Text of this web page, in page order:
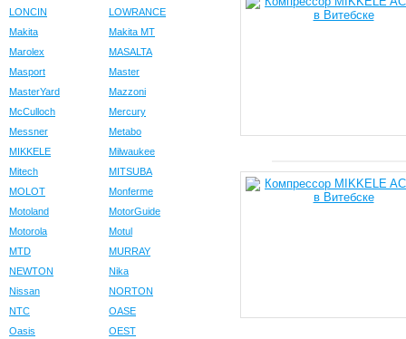
LONCIN
LOWRANCE
Makita
Makita MT
Marolex
MASALTA
Masport
Master
MasterYard
Mazzoni
McCulloch
Mercury
Messner
Metabo
MIKKELE
Milwaukee
Mitech
MITSUBA
MOLOT
Monferme
Motoland
MotorGuide
Motorola
Motul
MTD
MURRAY
NEWTON
Nika
Nissan
NORTON
NTC
OASE
Oasis
OEST